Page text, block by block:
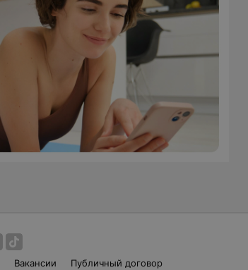
Вакансии Публичный договор